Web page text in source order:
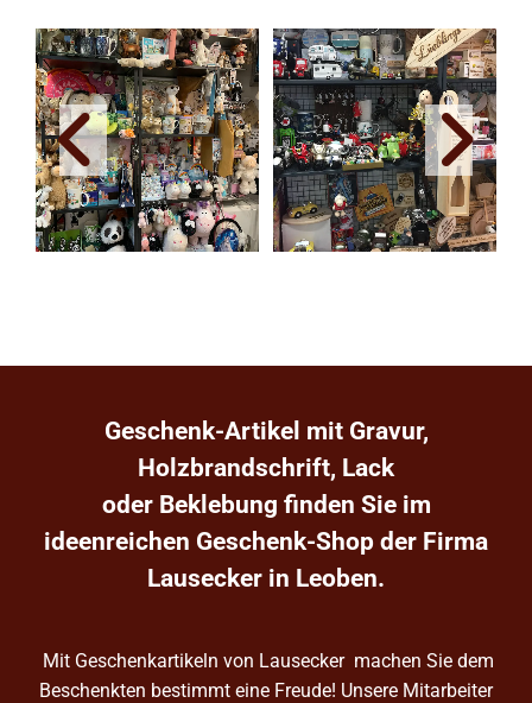
Geschenk-Artikel mit Gravur,
Holzbrandschrift, Lack
oder Beklebung finden Sie im
ideenreichen Geschenk-Shop der Firma
Lausecker in Leoben.
Mit Geschenkartikeln von Lausecker machen Sie dem
Beschenkten bestimmt eine Freude! Unsere Mitarbeiter